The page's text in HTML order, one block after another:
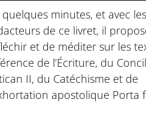
quelques minutes, et avec les
de ce livret, il
et de méditer sur les
de l’Écriture, du
II, du Catéchisme et de
apostolique Porta